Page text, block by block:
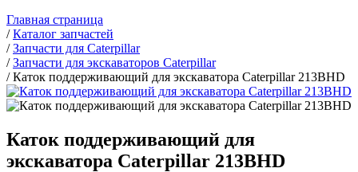
Главная страница
/Каталог запчастей
/Запчасти для Caterpillar
/Запчасти для экскаваторов Caterpillar
/Каток поддерживающий для экскаватора Caterpillar 213BHD
Каток поддерживающий для
экскаватора Caterpillar 213BHD